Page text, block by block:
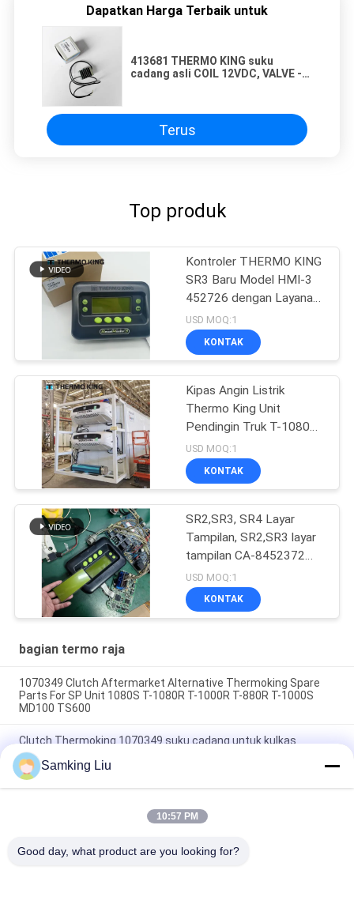
Dapatkan Harga Terbaik untuk
413681 THERMO KING suku
cadang asli COIL 12VDC, VALVE -
Terus
Top produk
Kontroler THERMO KING
SR3 Baru Model HMI-3
452726 dengan Layanan
Perbaikan untuk SR2 SR3
SR4
USD MOQ:1
KONTAK
Kipas Angin Listrik
Thermo King Unit
Pendingin Truk T-1080e
T-1280e
USD MOQ:1
KONTAK
SR2,SR3, SR4 Layar
Tampilan, SR2,SR3 layar
tampilan CA-8452372
Tipe Layar Hijau LCD
untuk THERMO KING
SB210 SB230 Suku
USD MOQ:1
KONTAK
bagian termo raja
1070349 Clutch Aftermarket Alternative Thermoking Spare
Parts For SP Unit 1080S T-1080R T-1000R T-880R T-1000S
MD100 TS600
Clutch Thermoking 1070349 suku cadang untuk kulkas
lakukan untuk SP Unit T-1080S T-1080R T-1000R T-880R T-
1000S MD100 TS600
menggunakan penutup yang sama, T-1000M/T-1000R/T-
1080Pro menggunakan penutup yang sama kami memasok
Samking Liu
10:57 PM
Good day, what product are you looking for?